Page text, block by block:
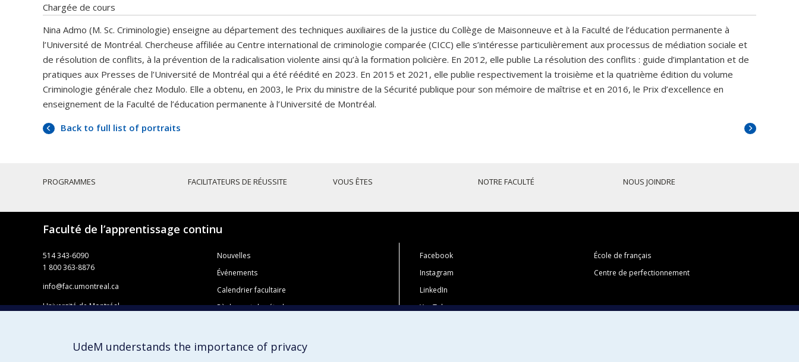
Chargée de cours
Nina Admo (M. Sc. Criminologie) enseigne au département des techniques auxiliaires de la justice du Collège de Maisonneuve et à la Faculté de l’éducation permanente à
l’Université de Montréal. Chercheuse affiliée au Centre international de criminologie comparée (CICC) elle s’intéresse particulièrement aux processus de médiation sociale et
de résolution de conflits, à la prévention de la radicalisation violente ainsi qu’à la formation policière. En 2012, elle publie La résolution des conflits : guide d’implantation et de
pratiques aux Presses de l’Université de Montréal qui a été réédité en 2023. En 2015 et 2021, elle publie respectivement la troisième et la quatrième édition du volume
Criminologie générale chez Modulo. Elle a obtenu, en 2003, le Prix du ministre de la Sécurité publique pour son mémoire de maîtrise et en 2016, le Prix d’excellence en
enseignement de la Faculté de l’éducation permanente à l’Université de Montréal.
Back to full list of portraits
Next
PROGRAMMES FACILITATEURS DE RÉUSSITE VOUS ÊTES NOTRE FACULTÉ NOUS JOINDRE
Faculté de l’apprentissage continu
514 343-6090
1 800 363-8876
info@fac.umontreal.ca
Université de Montréal
C. P. 6128, succursale Centre-ville
Montréal QC H3C 3J7
Nouvelles
Événements
Calendrier facultaire
Règlement des études
Offres d’emploi
Facebook
Instagram
LinkedIn
YouTube
École de français
Centre de perfectionnement
UdeM understands the importance of privacy